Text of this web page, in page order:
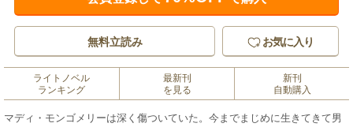
無料立読み お気に入り
ライトノベル
ランキング
最新刊
を見る
新刊
自動購入
マディ・モンゴメリーは深く傷ついていた。今までまじめに生きてきて男